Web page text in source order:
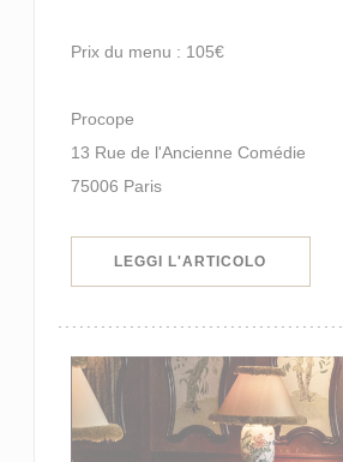
Prix du menu : 105€
Procope
13 Rue de l'Ancienne Comédie
75006 Paris
LEGGI L'ARTICOLO